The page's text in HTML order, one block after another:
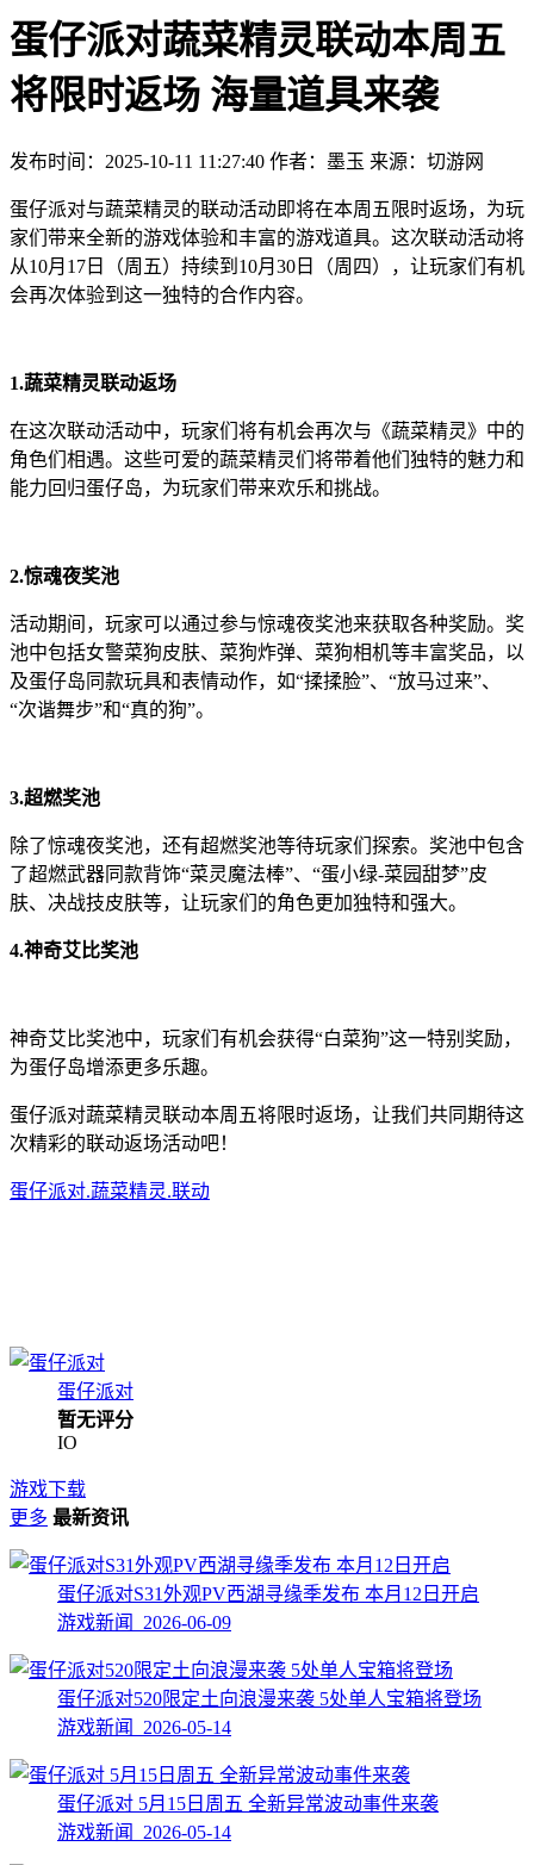
蛋仔派对蔬菜精灵联动本周五
将限时返场 海量道具来袭
发布时间：2025-10-11 11:27:40 作者：墨玉 来源：切游网
蛋仔派对与蔬菜精灵的联动活动即将在本周五限时返场，为玩
家们带来全新的游戏体验和丰富的游戏道具。这次联动活动将
从10月17日（周五）持续到10月30日（周四），让玩家们有机
会再次体验到这一独特的合作内容。
1.蔬菜精灵联动返场
在这次联动活动中，玩家们将有机会再次与《蔬菜精灵》中的
角色们相遇。这些可爱的蔬菜精灵们将带着他们独特的魅力和
能力回归蛋仔岛，为玩家们带来欢乐和挑战。
2.惊魂夜奖池
活动期间，玩家可以通过参与惊魂夜奖池来获取各种奖励。奖
池中包括女警菜狗皮肤、菜狗炸弹、菜狗相机等丰富奖品，以
及蛋仔岛同款玩具和表情动作，如“揉揉脸”、“放马过来”、
“次谐舞步”和“真的狗”。
3.超燃奖池
除了惊魂夜奖池，还有超燃奖池等待玩家们探索。奖池中包含
了超燃武器同款背饰“菜灵魔法棒”、“蛋小绿-菜园甜梦”皮
肤、决战技皮肤等，让玩家们的角色更加独特和强大。
4.神奇艾比奖池
神奇艾比奖池中，玩家们有机会获得“白菜狗”这一特别奖励，
为蛋仔岛增添更多乐趣。
蛋仔派对蔬菜精灵联动本周五将限时返场，让我们共同期待这
次精彩的联动返场活动吧！
蛋仔派对.蔬菜精灵.联动
蛋仔派对
暂无评分
IO
游戏下载
更多 最新资讯
蛋仔派对S31外观PV西湖寻缘季发布 本月12日开启
游戏新闻 2026-06-09
蛋仔派对520限定土向浪漫来袭 5处单人宝箱将登场
游戏新闻 2026-05-14
蛋仔派对 5月15日周五 全新异常波动事件来袭
游戏新闻 2026-05-14